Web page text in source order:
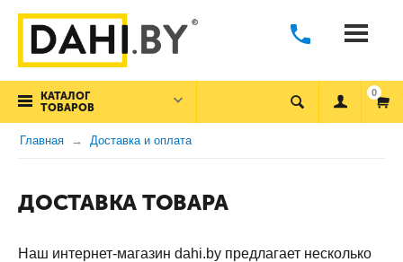
КАТАЛОГ
ТОВАРОВ
0
Главная Доставка и оплата
ДОСТАВКА ТОВАРА
Наш интернет-магазин dahi.by предлагает несколько